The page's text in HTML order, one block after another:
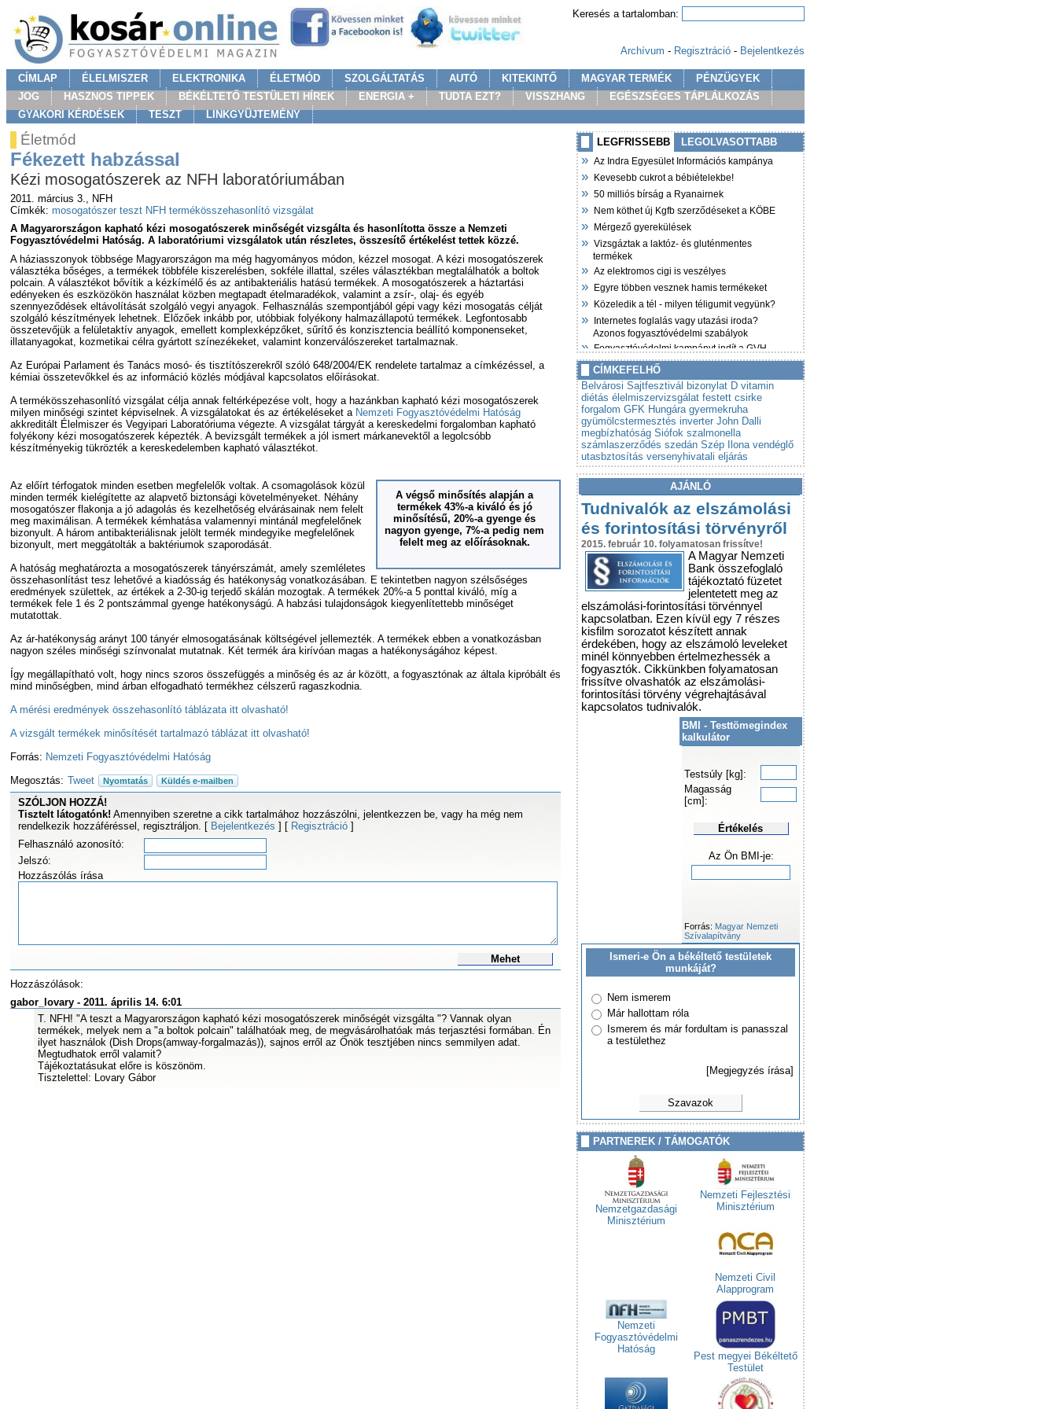
Keresés a tartalomban:
Archívum - Regisztráció - Bejelentkezés
CÍMLAP ÉLELMISZER ELEKTRONIKA ÉLETMÓD SZOLGÁLTATÁS AUTÓ KITEKINTŐ MAGYAR TERMÉK
PÉNZÜGYEK
JOG
HASZNOS TIPPEK BÉKÉLTETŐ TESTÜLETI HÍREK ENERGIA + TUDTA EZT? VISSZHANG
EGÉSZSÉGES TÁPLÁLKOZÁS
GYAKORI KÉRDÉSEK
TESZT LINKGYÜJTEMÉNY
Életmód
Fékezett habzással
Kézi mosogatószerek az NFH laboratóriumában
2011. március 3., NFH
Címkék: mosogatószer teszt NFH termékösszehasonlító vizsgálat
A Magyarországon kapható kézi mosogatószerek minőségét vizsgálta és hasonlította össze a Nemzeti
Fogyasztóvédelmi Hatóság. A laboratóriumi vizsgálatok után részletes, összesítő értékelést tettek közzé.
A háziasszonyok többsége Magyarországon ma még hagyományos módon, kézzel mosogat. A kézi mosogatószerek
választéka bőséges, a termékek többféle kiszerelésben, sokféle illattal, széles választékban megtalálhatók a boltok
polcain. A választékot bővítik a kézkímélő és az antibakteriális hatású termékek. A mosogatószerek a háztartási
edényeken és eszközökön használat közben megtapadt ételmaradékok, valamint a zsír-, olaj- és egyéb
szennyeződések eltávolítását szolgáló vegyi anyagok. Felhasználás szempontjából gépi vagy kézi mosogatás célját
szolgáló készítmények lehetnek. Előzőek inkább por, utóbbiak folyékony halmazállapotú termékek. Legfontosabb
összetevőjük a felületaktív anyagok, emellett komplexképzőket, sűrítő és konzisztencia beállító komponenseket,
illatanyagokat, kozmetikai célra gyártott színezékeket, valamint konzerválószereket tartalmaznak.
Az Európai Parlament és Tanács mosó- és tisztítószerekről szóló 648/2004/EK rendelete tartalmaz a címkézéssel, a
kémiai összetevőkkel és az információ közlés módjával kapcsolatos előírásokat.
A termékösszehasonlító vizsgálat célja annak feltérképezése volt, hogy a hazánkban kapható kézi mosogatószerek
milyen minőségi szintet képviselnek. A vizsgálatokat és az értékeléseket a Nemzeti Fogyasztóvédelmi Hatóság
akkreditált Élelmiszer és Vegyipari Laboratóriuma végezte. A vizsgálat tárgyát a kereskedelmi forgalomban kapható
folyékony kézi mosogatószerek képezték. A bevizsgált termékek a jól ismert márkanevektől a legolcsóbb
készítményekig tükrözték a kereskedelemben kapható választékot.
A végső minősítés alapján a
termékek 43%-a kiváló és jó
minősítésű, 20%-a gyenge és
nagyon gyenge, 7%-a pedig nem
felelt meg az előírásoknak.
Az előírt térfogatok minden esetben megfelelők voltak. A csomagolások közül
minden termék kielégítette az alapvető biztonsági követelményeket. Néhány
mosogatószer flakonja a jó adagolás és kezelhetőség elvárásainak nem felelt
meg maximálisan. A termékek kémhatása valamennyi mintánál megfelelőnek
bizonyult. A három antibakteriálisnak jelölt termék mindegyike megfelelőnek
bizonyult, mert meggátolták a baktériumok szaporodását.
A hatóság meghatározta a mosogatószerek tányérszámát, amely szemléletes
összehasonlítást tesz lehetővé a kiadósság és hatékonyság vonatkozásában. E tekintetben nagyon szélsőséges
eredmények születtek, az értékek a 2-30-ig terjedő skálán mozogtak. A termékek 20%-a 5 ponttal kiváló, míg a
termékek fele 1 és 2 pontszámmal gyenge hatékonyságú. A habzási tulajdonságok kiegyenlítettebb minőséget
mutatottak.
Az ár-hatékonyság arányt 100 tányér elmosogatásának költségével jellemezték. A termékek ebben a vonatkozásban
nagyon széles minőségi színvonalat mutatnak. Két termék ára kirívóan magas a hatékonyságához képest.
Így megállapítható volt, hogy nincs szoros összefüggés a minőség és az ár között, a fogyasztónak az általa kipróbált és
mind minőségben, mind árban elfogadható termékhez célszerű ragaszkodnia.
A mérési eredmények összehasonlító táblázata itt olvasható!
A vizsgált termékek minősítését tartalmazó táblázat itt olvasható!
Forrás: Nemzeti Fogyasztóvédelmi Hatóság
Megosztás: Tweet Nyomtatás Küldés e-mailben
SZÓLJON HOZZÁ!
Tisztelt látogatónk! Amennyiben szeretne a cikk tartalmához hozzászólni, jelentkezzen be, vagy ha még nem
rendelkezik hozzáféréssel, regisztráljon. [ Bejelentkezés ] [ Regisztráció ]
Felhasználó azonosító:
Jelszó:
Hozzászólás írása
Mehet
Hozzászólások:
gabor_lovary - 2011. április 14. 6:01
T. NFH! "A teszt a Magyarországon kapható kézi mosogatószerek minőségét vizsgálta "? Vannak olyan
termékek, melyek nem a "a boltok polcain" találhatóak meg, de megvásárolhatóak más terjasztési formában. Én
ilyet használok (Dish Drops(amway-forgalmazás)), sajnos erről az Önök tesztjében nincs semmilyen adat.
Megtudhatok erről valamit?
Tájékoztatásukat előre is köszönöm.
Tisztelettel: Lovary Gábor
LEGFRISSEBB LEGOLVASOTTABB
» Az Indra Egyesület Információs kampánya
» Kevesebb cukrot a bébiételekbe!
» 50 milliós bírság a Ryanairnek
» Nem köthet új Kgfb szerződéseket a KÖBE
» Mérgező gyerekülések
» Vizsgáztak a laktóz- és gluténmentes
termékek
» Az elektromos cigi is veszélyes
» Egyre többen vesznek hamis termékeket
» Közeledik a tél - milyen téligumit vegyünk?
»
Internetes foglalás vagy utazási iroda?
Azonos fogyasztóvédelmi szabályok
» Fogyasztóvédelmi kampányt indít a GVH
» Autót venne? Lebuktathatja a csalókat!
» Tovább szigorodnak az árubemutatókra
vonatkozó szabályok
CÍMKEFELHŐ
Belvárosi Sajtfesztivál bizonylat D vitamin
diétás élelmiszervizsgálat festett csirke
forgalom GFK Hungára gyermekruha
gyümölcstermesztés inverter John Dalli
megbízhatóság Siófok szalmonella
számlaszerződés szedán Szép Ilona vendéglő
utasbztosítás versenyhivatali eljárás
AJÁNLÓ
Tudnivalók az elszámolási
és forintosítási törvényről
2015. február 10. folyamatosan frissítve!
A Magyar Nemzeti
Bank összefoglaló
tájékoztató füzetet
jelentetett meg az
elszámolási-forintosítási törvénnyel
kapcsolatban. Ezen kívül egy 7 részes
kisfilm sorozatot készített annak
érdekében, hogy az elszámoló leveleket
minél könnyebben értelmezhessék a
fogyasztók. Cikkünkben folyamatosan
frissítve olvashatók az elszámolási-
forintosítási törvény végrehajtásával
kapcsolatos tudnivalók.
BMI - Testtömegindex
kalkulátor
Testsúly [kg]:
Magasság
[cm]:
Értékelés
Az Ön BMI-je:
Forrás: Magyar Nemzeti
Szívalapítvány
Ismeri-e Ön a békéltető testületek
munkáját?
Nem ismerem
Már hallottam róla
Ismerem és már fordultam is panasszal
a testülethez
[Megjegyzés írása]
Szavazok
PARTNEREK / TÁMOGATÓK
Nemzetgazdasági
Minisztérium
Nemzeti Fejlesztési
Minisztérium
Nemzeti Civil
Alapprogram
Nemzeti
Fogyasztóvédelmi
Hatóság
Pest megyei Békéltető
Testület